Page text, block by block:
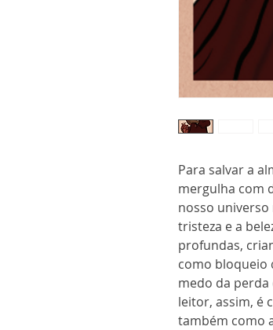
Para salvar a
mergulha com
nosso universo
tristeza e a
profundas,
como bloqueio
medo da perda
leitor, assim, é
também como